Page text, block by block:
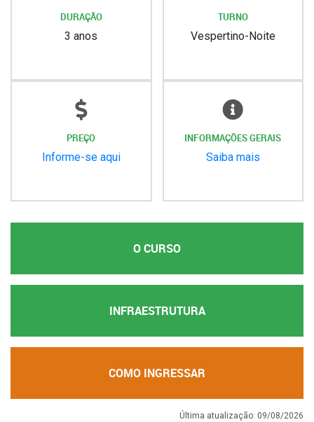
DURAÇÃO
3 anos
TURNO
Vespertino-Noite
PREÇO
Informe-se aqui
INFORMAÇÕES GERAIS
Saiba mais
O CURSO
INFRAESTRUTURA
COMO INGRESSAR
Última atualização: 09/08/2026